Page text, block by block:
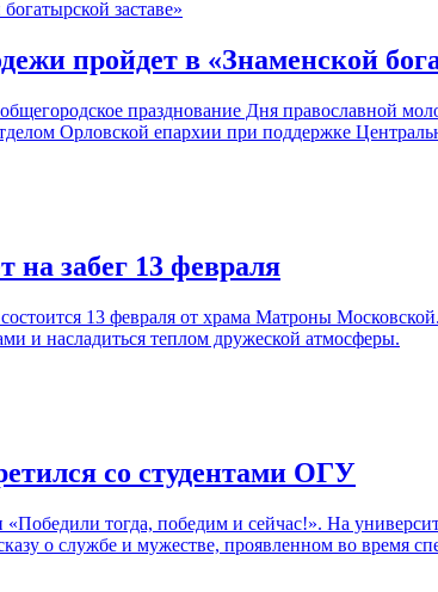
пройдет в «Знаменской
общегородское празднование Дня православной
Орловской епархии при поддержке
забег 13 февраля
13 февраля от храма Матроны
и насладиться теплом дружеской атмосферы.
со студентами ОГУ
тогда, победим и сейчас!». На
о службе и мужестве, проявленном во время